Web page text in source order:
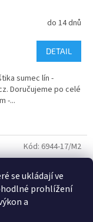
se ukládají ve
prohlížení
a
do 14 dnů
DETAIL
sumec lín -
Doručujeme po celé
-...
Kód: 6944-17/M2